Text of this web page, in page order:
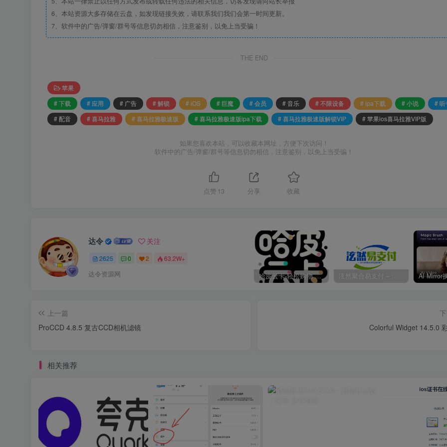
6、本站资源大多存储在云盘，如发现链接失效，请联系我们我们会第一时间更新。
7、软件中的广告/弹窗/群号等信息切勿相信，注意鉴别，以免上当受骗！
THE END
苹果
# 下载
# 应用 # 广告 # 解锁 # iOS # 巨魔 # 会员 # 音乐 # 不限设备 # ipa下载 # 小说
# 听
# 配音
# 喜马拉雅 # 喜马拉雅极速版 # 喜马拉雅极速版ipa下载 # 喜马拉雅极速版解锁VIP # 苹果ios喜马拉雅VIP版
如果您喜欢本站，可以收藏本网址，方便下次访问！
软件中的广告/弹窗/群号等信息切勿相信，注意鉴别，以免上当受骗！
点赞 13 分享 收藏
达令 关注
2625 0 2 63.2W+
达令资源网 哈皮云卡-轻松购物 即买即发 泫然聚合易支付 – 行业领先的免签约支付平台
上一篇
ProCCD 4.8.5 复古CCD相机滤镜
Colorful Widget 14.5.0
相关推荐